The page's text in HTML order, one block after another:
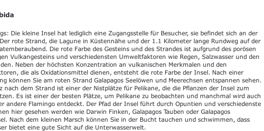
Die kleine Insel hat lediglich eine Zugangsstelle für Besucher, sie befindet sich an der
rote Strand, die Lagune in Küstennähe und der 1.1 Kilometer lange Rundweg auf der
Die rote Farbe des Gesteins und des Strandes ist aufgrund des porösen
Vulkangesteins und verschiedensten Umweltfaktoren wie Regen, Salzwasser und den
Neben der höchsten Konzentration an vulkanischen Merkmalen und den
die als Oxidationsmittel dienen, entsteht die rote Farbe der Insel. Nach einer
können Sie am roten Strand Galapagos Seelöwen und Meerechsen entspannen sehen.
nach dem Strand ist einer der Nistplätze für Pelikane, die die Pflanzen der Insel zum
Es ist einer der besten Plätze, um Pelikane zu beobachten und manchmal wird auch
andere Flamingo entdeckt. Der Pfad der Insel führt durch Opuntien und verschiedenste
hier gesehen werden wie Darwin Finken, Galapagos Tauben oder Galapagos
Nach dem kleinen Marsch können Sie in der Bucht tauchen und schwimmen, dass
bietet eine gute Sicht auf die Unterwasserwelt.